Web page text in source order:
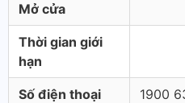
Mở cửa
Thời gian giới
hạn
Số điện thoại 1900